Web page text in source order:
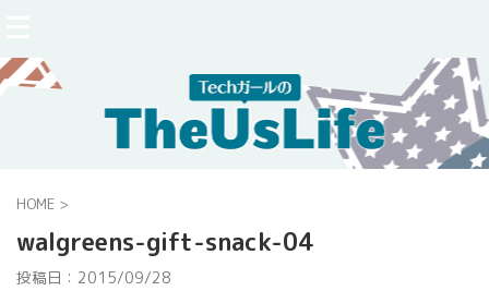
HOME >
walgreens-gift-snack-04
投稿日： 2015/09/28